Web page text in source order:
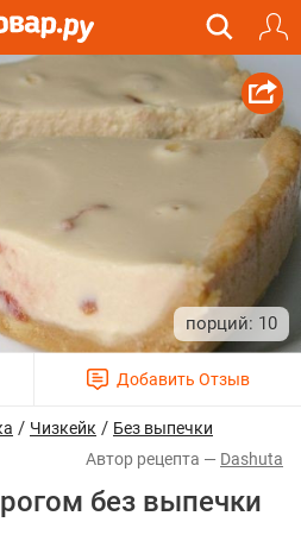
10
/ Чизкейк / Без выпечки
Dashuta
без выпечки